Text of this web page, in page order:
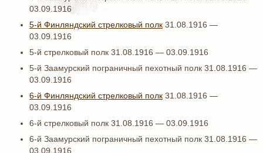
03.09.1916
5-й Финляндский стрелковый полк 31.08.1916 —
03.09.1916
5-й стрелковый полк 31.08.1916 — 03.09.1916
5-й Заамурский пограничный пехотный полк 31.08.1916 —
03.09.1916
6-й Финляндский стрелковый полк 31.08.1916 —
03.09.1916
6-й стрелковый полк 31.08.1916 — 03.09.1916
6-й Заамурский пограничный пехотный полк 31.08.1916 —
03.09.1916